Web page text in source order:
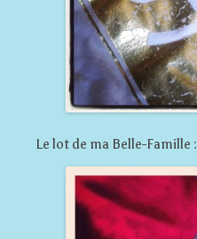
Le lot de ma Belle-Famille :